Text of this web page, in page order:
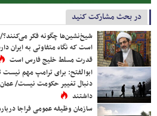
در بحث مشارکت کنید
شیخ‌نشین‌ها چگونه فکر
است که نگاه متفاوتی به ایران
قدرت مسلط خلیج فارس است
ابوالفتح: برای ترامپ مهم نیست
دنبال تغییر حکومت نیست/
داشتند
سازمان وظیفه عمومی فراجا